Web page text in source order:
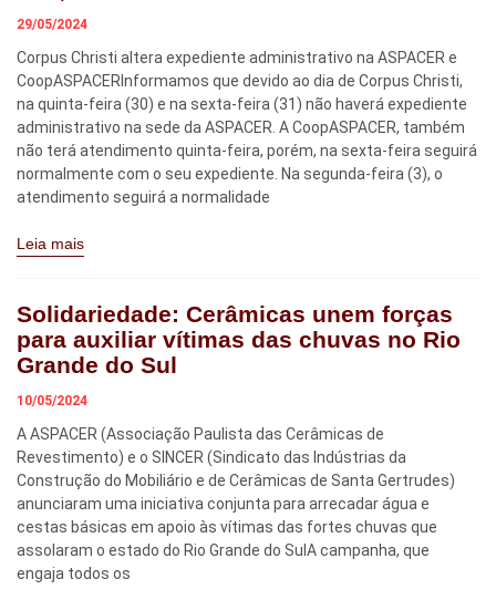
29/05/2024
Corpus Christi altera expediente administrativo na ASPACER e
CoopASPACERInformamos que devido ao dia de Corpus Christi,
na quinta-feira (30) e na sexta-feira (31) não haverá expediente
administrativo na sede da ASPACER. A CoopASPACER, também
não terá atendimento quinta-feira, porém, na sexta-feira seguirá
normalmente com o seu expediente. Na segunda-feira (3), o
atendimento seguirá a normalidade
Leia mais
Solidariedade: Cerâmicas unem forças
para auxiliar vítimas das chuvas no Rio
Grande do Sul
10/05/2024
A ASPACER (Associação Paulista das Cerâmicas de
Revestimento) e o SINCER (Sindicato das Indústrias da
Construção do Mobiliário e de Cerâmicas de Santa Gertrudes)
anunciaram uma iniciativa conjunta para arrecadar água e
cestas básicas em apoio às vítimas das fortes chuvas que
assolaram o estado do Rio Grande do SulA campanha, que
engaja todos os